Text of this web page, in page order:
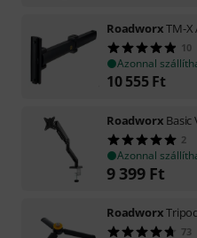
RoadworxTM-X
10
Azonnal
10 555 Ft
Roadworx Basic
2
Azonnal
9 399 Ft
Roadworx
73